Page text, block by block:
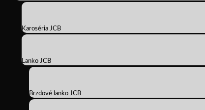
Karoséria JCB
Lanko JCB
Brzdové lanko JCB